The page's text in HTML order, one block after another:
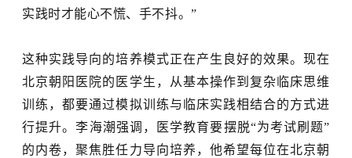
实践时才能心不慌、手不抖。”
这种实践导向的培养模式正在产生良好的效果。现在
北京朝阳医院的医学生，从基本操作到复杂临床思维
训练，都要通过模拟训练与临床实践相结合的方式进
行提升。李海潮强调，医学教育要摆脱“为考试刷题”
的内卷，聚焦胜任力导向培养，他希望每位在北京朝